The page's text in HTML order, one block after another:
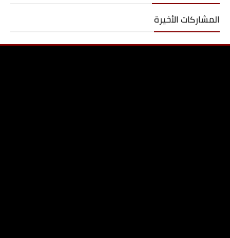
المشاركات الأخيرة